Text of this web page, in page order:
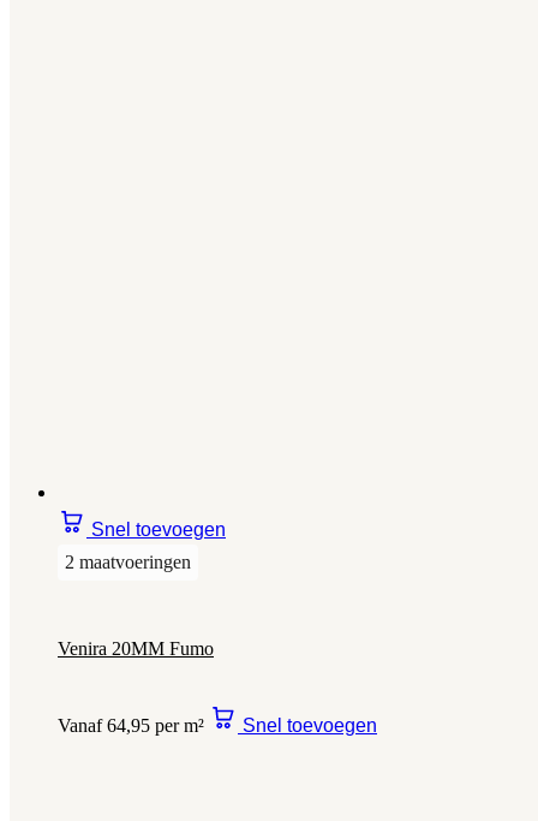
Snel toevoegen
2 maatvoeringen
Venira 20MM Fumo
Vanaf 64,95 per m² Snel toevoegen